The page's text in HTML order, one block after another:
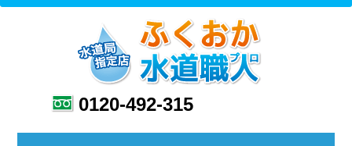
0120-492-315